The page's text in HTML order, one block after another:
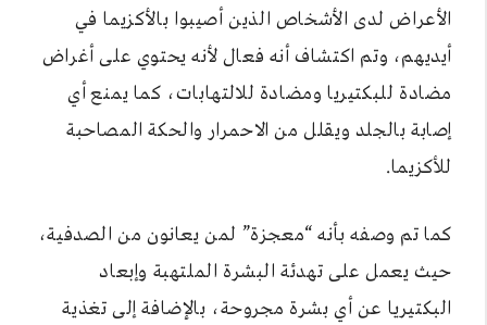
الأعراض لدى الأشخاص الذين أصيبوا بالأكزيما في
أيديهم، وتم اكتشاف أنه فعال لأنه يحتوي على أغراض
مضادة للبكتيريا ومضادة للالتهابات، كما يمنع أي
إصابة بالجلد ويقلل من الاحمرار والحكة المصاحبة
للأكزيما.
كما تم وصفه بأنه “معجزة” لمن يعانون من الصدفية،
حيث يعمل على تهدئة البشرة الملتهبة وإبعاد
البكتيريا عن أي بشرة مجروحة، بالإضافة إلى تغذية